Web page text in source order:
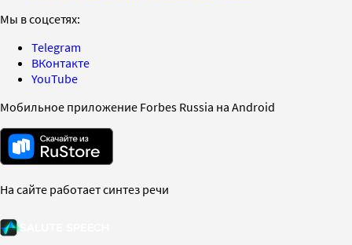
Мы в соцсетях:
Telegram
ВКонтакте
YouTube
Мобильное приложение Forbes Russia на Android
На сайте работает синтез речи